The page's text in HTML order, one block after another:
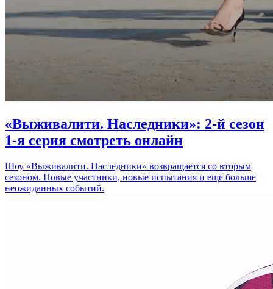
«Выживалити. Наследники»: 2-й сезон
1-я серия смотреть онлайн
Шоу «Выживалити. Наследники» возвращается со вторым
сезоном. Новые участники, новые испытания и еще больше
неожиданных событий.